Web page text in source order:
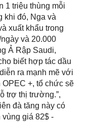
1 triệu thùng mỗi
khi đó, Nga và
xuất khẩu trong
và 20.000
Ả Rập Saudi,
biết hợp tác dầu
ra mạnh mẽ với
+, tổ chức sẽ
trợ thị trường.”,
đà tăng này có
giá 82$ -